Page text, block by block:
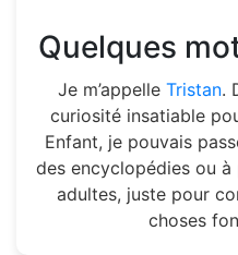
Quelques
Je m’appelle Tristan.
curiosité insatiable
Enfant, je pouvais
des encyclopédies ou
adultes, juste pour
choses